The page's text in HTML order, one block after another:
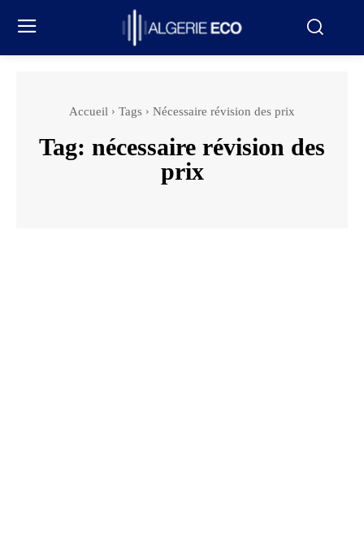
Accueil Tags Nécessaire révision des prix
Tag: nécessaire révision des
prix